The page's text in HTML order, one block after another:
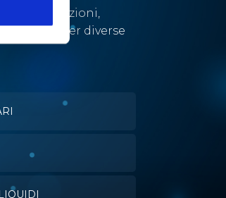
soluzioni,
per diverse